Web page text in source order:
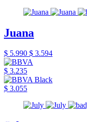
Juana
$ 5.990 $ 3.594
$ 3.235
$ 3.055